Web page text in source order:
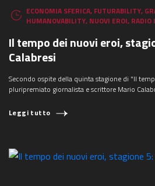
ECONOMIA SFERICA, FUTURABILITY,
HUMANOVABILITY, NUOVI EROI, RADIO
Il tempo dei nuovi eroi,
Calabresi
Secondo ospite della quinta stagione di "Il
pluripremiato giornalista e scrittore Mario
Leggi tutto